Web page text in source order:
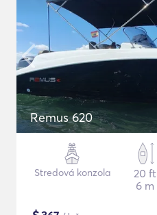
Remus 620
Stredová konzola
20 ft
6 m